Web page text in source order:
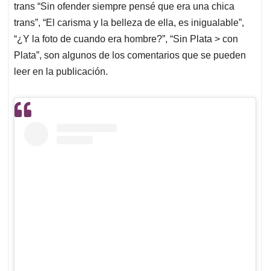
trans “Sin ofender siempre pensé que era una chica
trans”, “El carisma y la belleza de ella, es inigualable”,
“¿Y la foto de cuando era hombre?”, “Sin Plata > con
Plata”, son algunos de los comentarios que se pueden
leer en la publicación.